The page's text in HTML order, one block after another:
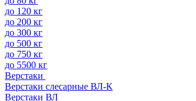
до 120 кг
до 200 кг
до 300 кг
до 500 кг
до 750 кг
до 5500 кг
Верстаки
Верстаки слесарные ВЛ-К
Верстаки ВЛ